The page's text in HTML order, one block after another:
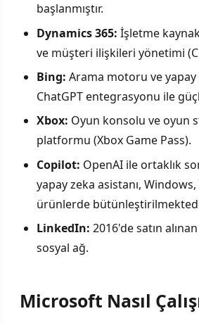
başlanmıştır.
Dynamics 365: İşletme
ve müşteri ilişkileri yönetimi
Bing: Arama motoru ve yapay
ChatGPT entegrasyonu ile
Xbox: Oyun konsolu ve oyun
platformu (Xbox Game Pass).
Copilot: OpenAI ile ortaklık
yapay zeka asistanı,
ürünlerde
LinkedIn: 2016'de satın
sosyal ağ.
Microsoft Nasıl